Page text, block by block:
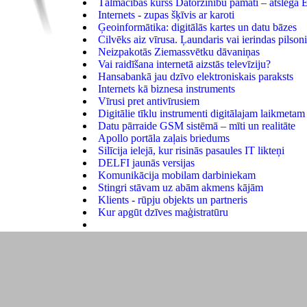
Tālmācības kurss Datorzinību pamati – atslēga
Internets - zupas šķīvis ar karoti
Ģeoinformātika: digitālās kartes un datu bāzes
Cilvēks aiz vīrusa. Ļaundaris vai ierindas
Neizpakotās Ziemassvētku dāvaniņas
Vai raidīšana internetā aizstās televīziju?
Hansabankā jau dzīvo elektroniskais paraksts
Internets kā biznesa instruments
Vīrusi pret antivīrusiem
Digitālie tīklu instrumenti digitālajam laikmetam
Datu pārraide GSM sistēmā – mīti un realitāte
Apollo portāla zaļais briedums
Silīcija ielejā, kur risinās pasaules IT likteņi
DELFI jaunās versijas
Komunikācija mobilam darbiniekam
Stingri stāvam uz abām akmens kājām
Klients - rūpju objekts un partneris
Kur apgūt dzīves maģistratūru